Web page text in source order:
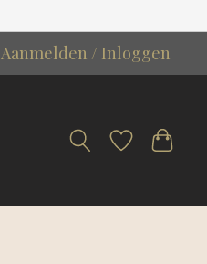
Aanmelden / Inloggen